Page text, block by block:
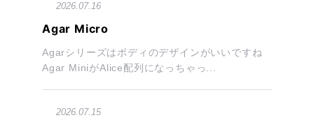
2026.07.16
Agar Micro
Agarシリーズはボディのデザインがいいですね
Agar MiniがAlice配列になっちゃっ...
2026.07.15